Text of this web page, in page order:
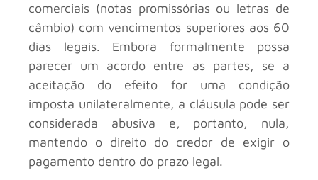
comerciais (notas promissórias ou letras de
câmbio) com vencimentos superiores aos 60
dias legais. Embora formalmente possa
parecer um acordo entre as partes, se a
aceitação do efeito for uma condição
imposta unilateralmente, a cláusula pode ser
considerada abusiva e, portanto, nula,
mantendo o direito do credor de exigir o
pagamento dentro do prazo legal.